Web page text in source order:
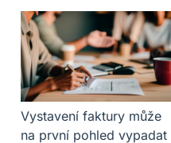
Vystavení faktury může
na první pohled vypadat